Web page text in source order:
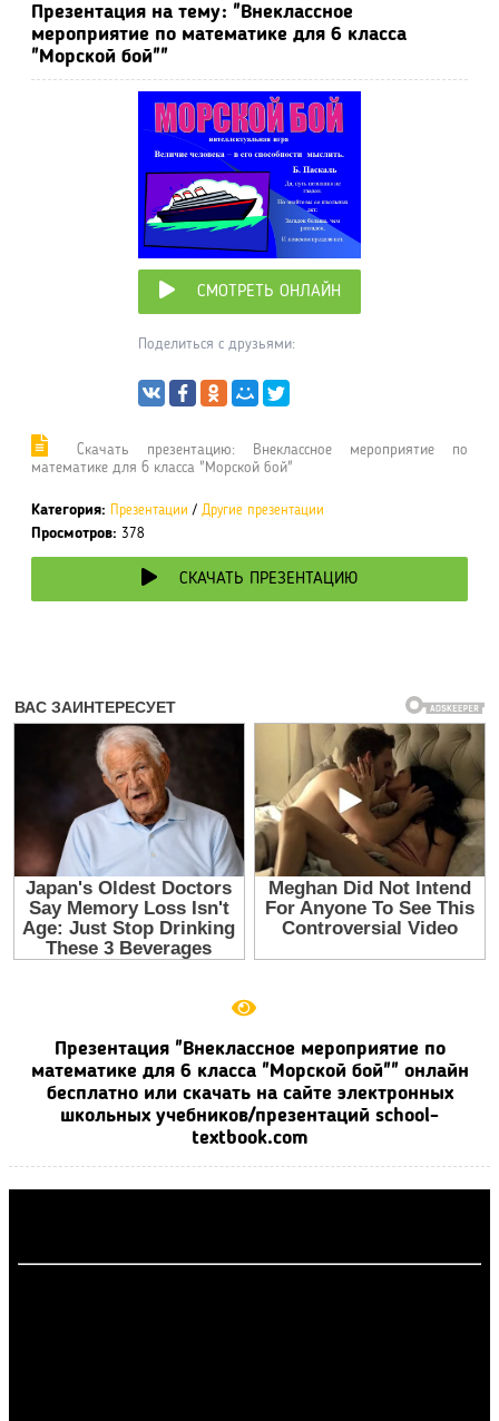
Презентация на тему: "Внеклассное
мероприятие по математике для 6 класса
"Морской бой""
СМОТРЕТЬ ОНЛАЙН
Поделиться с друзьями:
Cкачать презентацию: Внеклассное мероприятие по
математике для 6 класса "Морской бой"
Категория: Презентации / Другие презентации
Просмотров: 378
СКАЧАТЬ ПРЕЗЕНТАЦИЮ
Презентация "Внеклассное мероприятие по
математике для 6 класса "Морской бой"" онлайн
бесплатно или скачать на сайте электронных
школьных учебников/презентаций school-
textbook.com